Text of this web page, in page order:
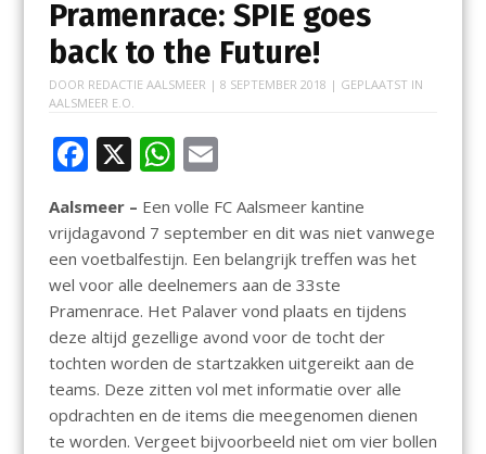
Pramenrace: SPIE goes
back to the Future!
DOOR REDACTIE AALSMEER | 8 SEPTEMBER 2018 | GEPLAATST IN
AALSMEER E.O.
F
e
b
o
o
k
X W
h
at
s
A
p
p
E
ai
l
Aalsmeer – Een volle FC Aalsmeer kantine
vrijdagavond 7 september en dit was niet vanwege
een voetbalfestijn. Een belangrijk treffen was het
wel voor alle deelnemers aan de 33ste
Pramenrace. Het Palaver vond plaats en tijdens
deze altijd gezellige avond voor de tocht der
tochten worden de startzakken uitgereikt aan de
teams. Deze zitten vol met informatie over alle
opdrachten en de items die meegenomen dienen
te worden. Vergeet bijvoorbeeld niet om vier bollen